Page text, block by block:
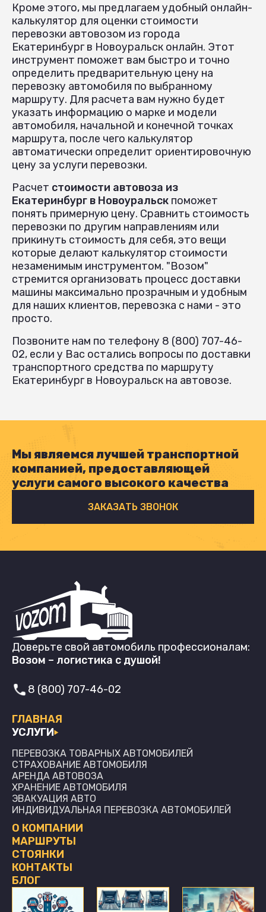
Кроме этого, мы предлагаем удобный онлайн-
калькулятор для оценки стоимости
перевозки автовозом из города
Екатеринбург в Новоуральск онлайн. Этот
инструмент поможет вам быстро и точно
определить предварительную цену на
перевозку автомобиля по выбранному
маршруту. Для расчета вам нужно будет
указать информацию о марке и модели
автомобиля, начальной и конечной точках
маршрута, после чего калькулятор
автоматически определит ориентировочную
цену за услуги перевозки.
Расчет стоимости автовоза из
Екатеринбург в Новоуральск поможет
понять примерную цену. Сравнить стоимость
перевозки по другим направлениям или
прикинуть стоимость для себя, это вещи
которые делают калькулятор стоимости
незаменимым инструментом. "Возом"
стремится организовать процесс доставки
машины максимально прозрачным и удобным
для наших клиентов, перевозка с нами - это
просто.
Позвоните нам по телефону 8 (800) 707-46-
02, если у Вас остались вопросы по доставки
транспортного средства по маршруту
Екатеринбург в Новоуральск на автовозе.
Мы являемся лучшей транспортной
компанией, предоставляющей
услуги самого высокого качества
ЗАКАЗАТЬ ЗВОНОК
Доверьте свой автомобиль профессионалам:
Возом – логистика с душой!
ГЛАВНАЯ
УСЛУГИ
ПЕРЕВОЗКА ТОВАРНЫХ АВТОМОБИЛЕЙ
СТРАХОВАНИЕ АВТОМОБИЛЯ
АРЕНДА АВТОВОЗА
ХРАНЕНИЕ АВТОМОБИЛЯ
ЭВАКУАЦИЯ АВТО
ИНДИВИДУАЛЬНАЯ ПЕРЕВОЗКА АВТОМОБИЛЕЙ
О КОМПАНИИ
МАРШРУТЫ
СТОЯНКИ
КОНТАКТЫ
БЛОГ
8 (800) 707-46-02